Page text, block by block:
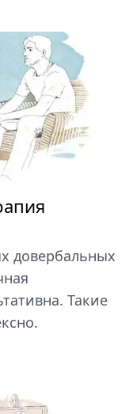
довербальных
Такие